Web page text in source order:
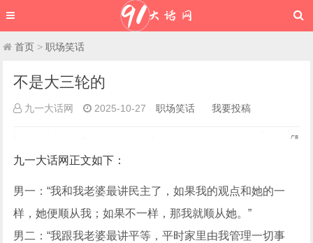
首页 >职场笑话
不是大三轮的
九一大话网 2025-10-27 职场笑话 我要投稿
九一大话网 正文如下 ：
男一：“我和我老婆最讲民主了，如果我的观点和她的一
样，她便顺从我；如果不一样，那我就顺从她。”
男二：“我跟我老婆最讲平等，平时家里由我管理一切事